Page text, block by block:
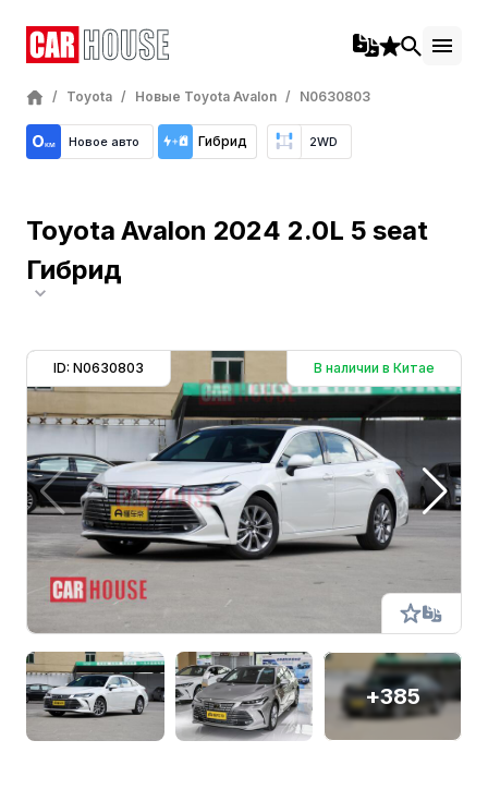
/ Toyota / Новые Toyota Avalon / N0630803
Новое авто Гибрид 2WD
Toyota Avalon 2024 2.0L 5 seat
Гибрид
ID: N0630803 В наличии в Китае
+385